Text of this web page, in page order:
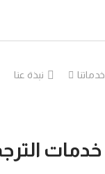
خدماتنا نبذة عنا
خدمات